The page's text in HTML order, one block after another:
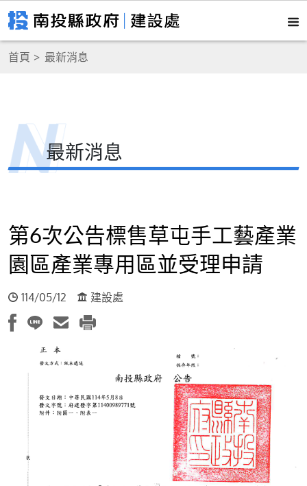
首頁 最新消息
最新消息
第6次公告標售草屯手工藝產業
園區產業專用區並受理申請
114/05/12 建設處